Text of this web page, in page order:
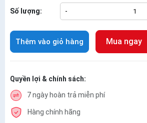
Số lượng: -
Thêm vào giỏ hàng Mua ngay
Quyền lợi & chính sách:
7 ngày hoàn trả miễn phí
Hàng chính hãng